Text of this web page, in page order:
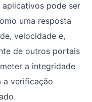
pode ser
uma resposta
velocidade e,
de outros portais
a integridade
a verificação